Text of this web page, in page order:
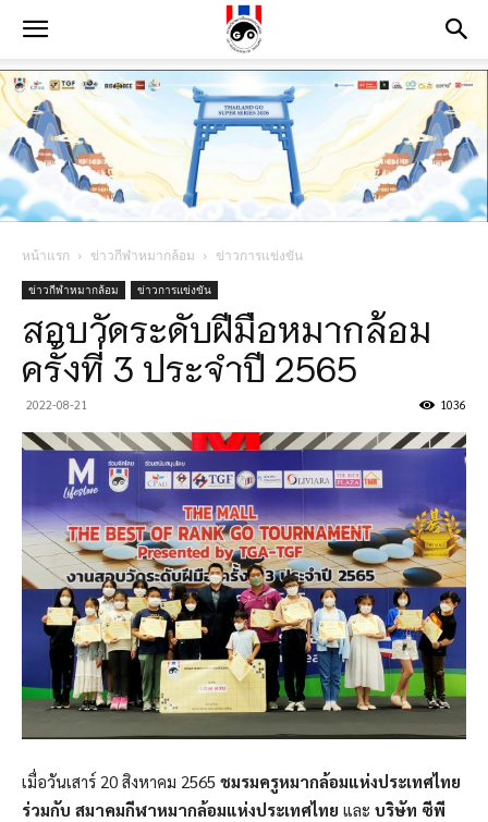
หน้าแรก ข่าวกีฬาหมากล้อม ข่าวการแข่งขัน
ข่าวกีฬาหมากล้อม ข่าวการแข่งขัน
สอบวัดระดับฝีมือหมากล้อม
ครั้งที่ 3 ประจำปี 2565
2022-08-21 1036
เมื่อวันเสาร์ 20 สิงหาคม 2565 ชมรมครูหมากล้อมแห่งประเทศไทย
ร่วมกับ สมาคมกีฬาหมากล้อมแห่งประเทศไทย และ บริษัท ซีพี